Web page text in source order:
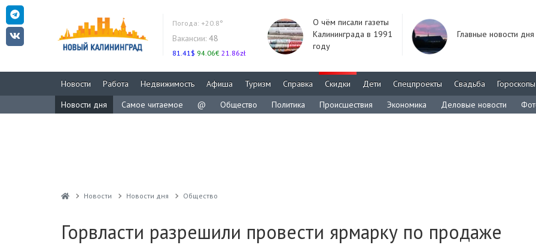
Погода: +20.8°
Вакансии: 48
81.41$ 94.06€ 21.86zł
О чём писали газеты
Калининграда в 1991
году
Главные новости дня
Новости Работа Недвижимость Афиша Туризм Справка Скидки Дети Спецпроекты Свадьба
Гороскопы
Новости дня
Самое читаемое @ Общество Политика Происшествия Экономика Деловые новости
Новости Новости дня Общество
Горвласти разрешили провести ярмарку по продаже